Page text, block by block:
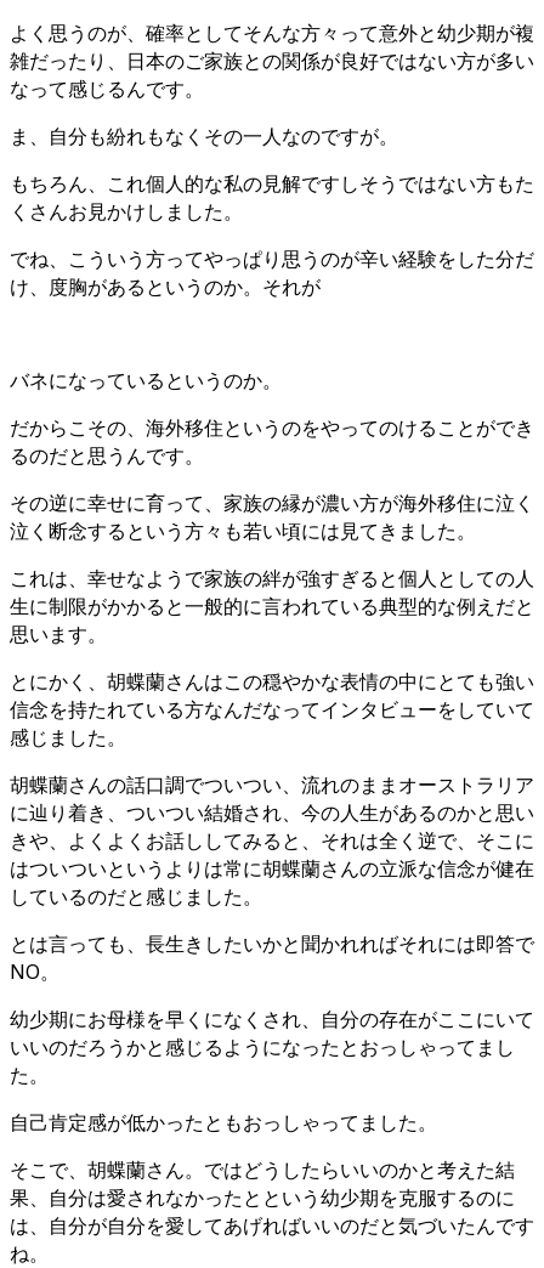
よく思うのが、確率としてそんな方々って意外と幼少期が複
雑だったり、日本のご家族との関係が良好ではない方が多い
なって感じるんです。
ま、自分も紛れもなくその一人なのですが。
もちろん、これ個人的な私の見解ですしそうではない方もた
くさんお見かけしました。
でね、こういう方ってやっぱり思うのが辛い経験をした分だ
け、度胸があるというのか。それが
バネになっているというのか。
だからこその、海外移住というのをやってのけることができ
るのだと思うんです。
その逆に幸せに育って、家族の縁が濃い方が海外移住に泣く
泣く断念するという方々も若い頃には見てきました。
これは、幸せなようで家族の絆が強すぎると個人としての人
生に制限がかかると一般的に言われている典型的な例えだと
思います。
とにかく、胡蝶蘭さんはこの穏やかな表情の中にとても強い
信念を持たれている方なんだなってインタビューをしていて
感じました。
胡蝶蘭さんの話口調でついつい、流れのままオーストラリア
に辿り着き、ついつい結婚され、今の人生があるのかと思い
きや、よくよくお話ししてみると、それは全く逆で、そこに
はついついというよりは常に胡蝶蘭さんの立派な信念が健在
しているのだと感じました。
とは言っても、長生きしたいかと聞かれればそれには即答で
NO。
幼少期にお母様を早くになくされ、自分の存在がここにいて
いいのだろうかと感じるようになったとおっしゃってまし
た。
自己肯定感が低かったともおっしゃってました。
そこで、胡蝶蘭さん。ではどうしたらいいのかと考えた結
果、自分は愛されなかったとという幼少期を克服するのに
は、自分が自分を愛してあげればいいのだと気づいたんです
ね。